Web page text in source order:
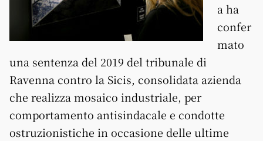
a ha
confer
mato
una sentenza del 2019 del tribunale di
Ravenna contro la Sicis, consolidata azienda
che realizza mosaico industriale, per
comportamento antisindacale e condotte
ostruzionistiche in occasione delle ultime